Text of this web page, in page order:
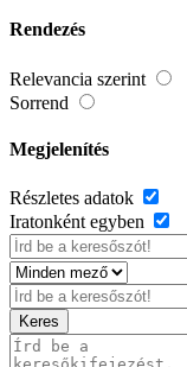
Rendezés
Relevancia szerint
Sorrend
Megjelenítés
Részletes adatok
Iratonként egyben
Keres